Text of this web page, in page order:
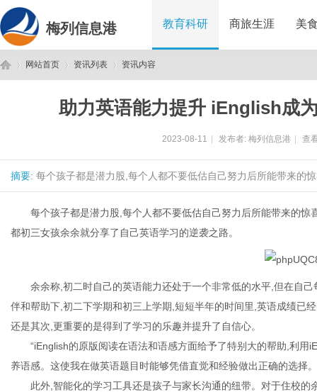
梅列信息港 教育科研 商旅生涯 美
网站首页 资讯列表 资讯内容
助力英语能力提升 iEnglish成
2023-08-11 发布者: 梅列信息港 查
摘要: 每个孩子都是潜力股,每个人都不要低估自己努力后所能带来的
每个孩子都是潜力股,每个人都不要低估自己努力后所能带来的
都初三女孩余余就分享了自己英语学习的逆袭之路。
余余称,初二时自己的英语能力还处于一个非常低的水平,但在自
伴和帮助下,初二下学期和初三上学期,短短半年的时间里,英语成绩已
还是其次,更重要的是得到了学习的乐趣并提升了自信心。
“iEnglish的原版阅读在语法和语感方面给予了特别大的帮助,利
养语感。这使我在做英语题目时能够凭借直觉和经验做出正确的选择
此外,智能化的学习工具还是孩子与家长沟通的纽带。对于住校